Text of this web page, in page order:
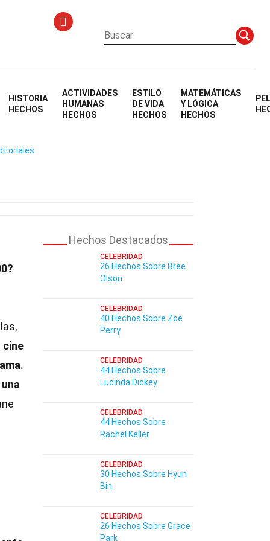
HISTORIA
HECHOS
ACTIVIDADES
HUMANAS
HECHOS
ESTILO
DE VIDA
HECHOS
MATEMÁTICAS
Y LÓGICA
HECHOS
cine
Hechos Destacados
CELEBRIDAD
26 Hechos Sobre Bree
Olson
CELEBRIDAD
40 Hechos Sobre Zoe
Perry
CELEBRIDAD
44 Hechos Sobre
Lucinda Dickey
CELEBRIDAD
44 Hechos Sobre
Rachel Keller
CELEBRIDAD
30 Hechos Sobre Hyun
Bin
CELEBRIDAD
26 Hechos Sobre Grace
Park